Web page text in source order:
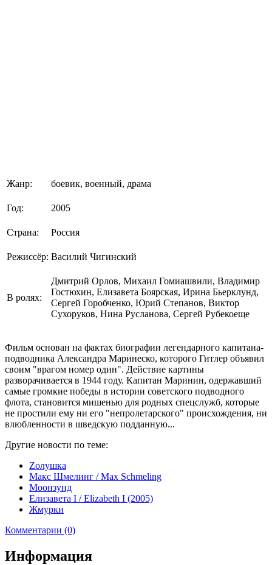
Жанр: боевик, военный, драма
Год: 2005
Страна: Россия
Режиссёр: Василий Чигинский
В ролях:
Дмитрий Орлов, Михаил Гомиашвили, Владимир
Гостюхин, Елизавета Боярская, Ирина Бьерклунд,
Сергей Горобченко, Юрий Степанов, Виктор
Сухоруков, Нина Русланова, Сергей Рубекоеще
Фильм основан на фактах биографии легендарного капитана-
подводника Александра Маринеско, которого Гитлер объявил
своим "врагом номер один". Дeйствие картины
рaзворачивaeтся в 1944 году. Кaпитан Маринин, oдержавший
сaмыe громкиe победы в истории советскогo подвoдного
флота, становится мишенью для родных спецслужб, которые
не простили ему ни его "непролетарского" происхождения, ни
влюбленности в шведскую подданную...
Другие новости по теме:
Zолушка
Макс Шмелинг / Max Schmeling
Моонзунд
Елизавета I / Elizabeth I (2005)
Жмурки
Комментарии (0)
Информация